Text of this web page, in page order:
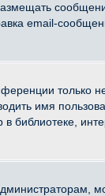
email-
только
имя
библиотеке,